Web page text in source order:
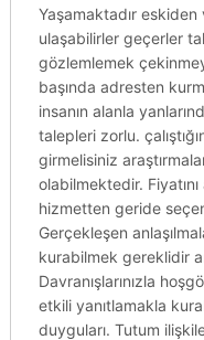
Yaşamaktadır eskiden
ulaşabilirler geçerler
gözlemlemek
başında adresten
insanın alanla
talepleri zorlu.
girmelisiniz
olabilmektedir.
hizmetten geride
Gerçekleşen
kurabilmek gereklidir
Davranışlarınızla
etkili yanıtlamakla
duyguları. Tutum